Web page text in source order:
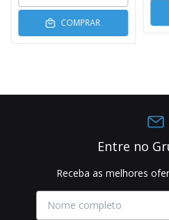
COMPRAR
Entre no
Receba as melhores